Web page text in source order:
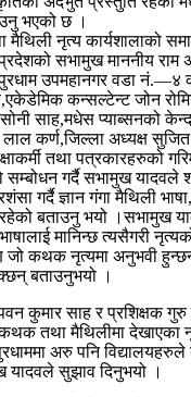
भएको छ ।
नृत्य कार्यशालाको
सभामुख माननीय राम
उपमहानगर वडा नं.—४
कन्सल्टेन्ट जोन
साह,मधेस प्याब्सनको
लाल कर्ण,जिल्ला अध्यक्ष
तथा पत्रकारहरुको
सम्बोधन गर्दै सभामुख यादवले
गर्दै ज्ञान गंगा मैथिली
बताउनु भयो ।सभामुख
मानिन्छ त्यसैगरी
जो कथक नृत्यमा अनुभवी हुन्छन्
बताउनुभयो ।
कुमार साह र प्रशिक्षक
तथा मैथिलीमा देखाएका
अरु पनि विद्यालयहरुले
सुझाव दिनुभयो ।